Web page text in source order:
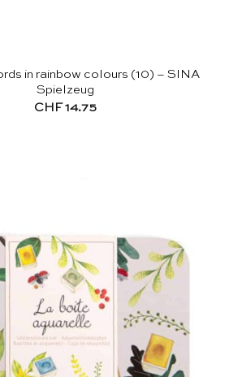
in rainbow colours (10) – SINA
Spielzeug
CHF14.75